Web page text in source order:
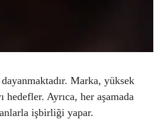
Marka, yüksek
Ayrıca, her aşamada
işbirliği yapar.